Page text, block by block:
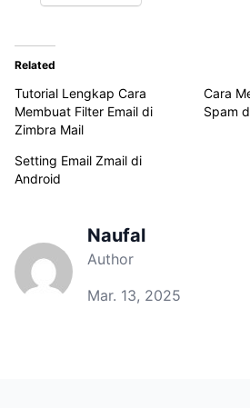
Related
Tutorial Lengkap Cara
Membuat Filter Email di
Zimbra Mail
Cara
Spam
Setting Email Zmail di
Android
Naufal
Author
Mar. 13, 2025